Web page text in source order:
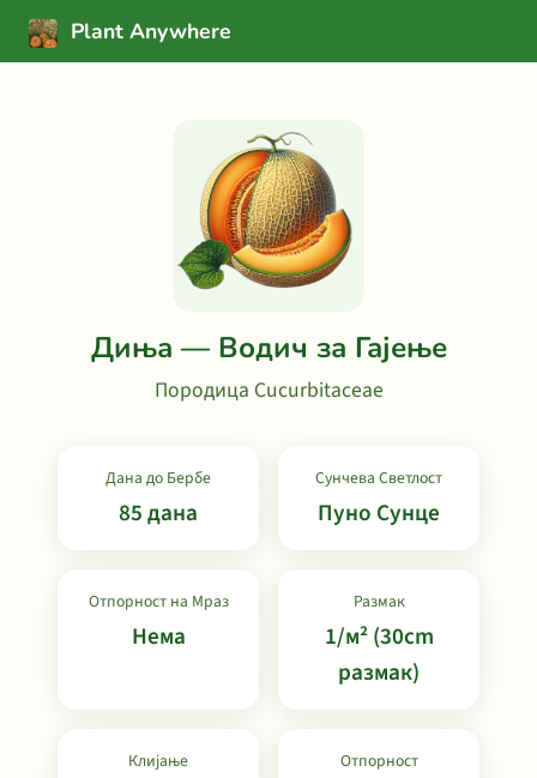
Plant Anywhere
Диња — Водич за Гајење
Породица Cucurbitaceae
Дана до Бербе
85 дана
Сунчева Светлост
Пуно Сунце
Отпорност на Мраз
Нема
Размак
1/м² (30cm
размак)
Клијање Отпорност